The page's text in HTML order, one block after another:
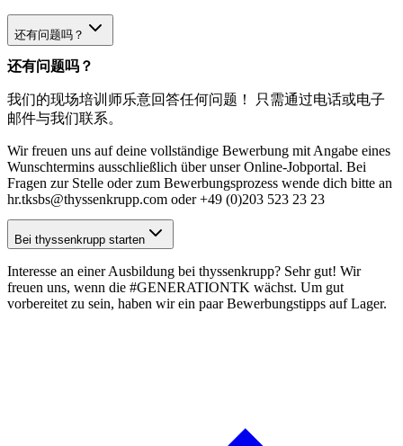
还有问题吗？
还有问题吗？
我们的现场培训师乐意回答任何问题！ 只需通过电话或电子
邮件与我们联系。
Wir freuen uns auf deine vollständige Bewerbung mit Angabe eines
Wunschtermins ausschließlich über unser Online-Jobportal. Bei
Fragen zur Stelle oder zum Bewerbungsprozess wende dich bitte an
hr.tksbs@thyssenkrupp.com oder +49 (0)203 523 23 23
Bei thyssenkrupp starten
Interesse an einer Ausbildung bei thyssenkrupp? Sehr gut! Wir
freuen uns, wenn die #GENERATIONTK wächst. Um gut
vorbereitet zu sein, haben wir ein paar Bewerbungstipps auf Lager.